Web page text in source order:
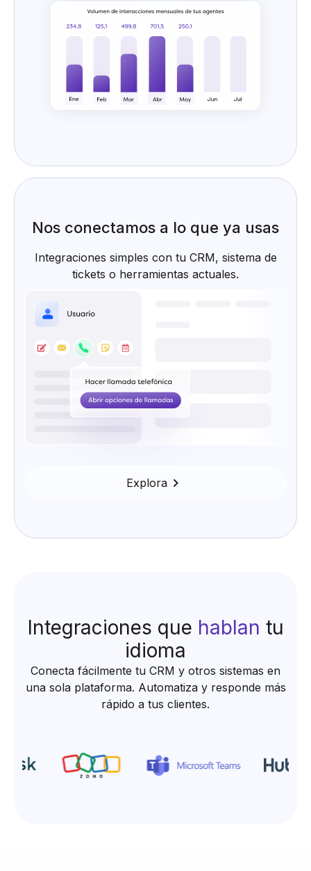
Nos conectamos a lo que ya usas
Integraciones simples con tu CRM, sistema de
tickets o herramientas actuales.
Explora
Integraciones que hablan tu
idioma
Conecta fácilmente tu CRM y otros sistemas en
una sola plataforma. Automatiza y responde más
rápido a tus clientes.